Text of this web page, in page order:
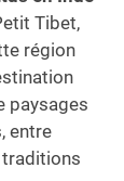
Tibet,
région
paysages
entre